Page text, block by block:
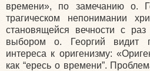
времени», по замечанию о.
трагическом непонимании
становящейся вечности с
выбором о. Георгий видит
интереса к оригенизму:
как “ересь о времени”.